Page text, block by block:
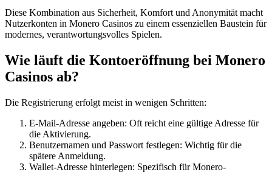
Diese Kombination aus Sicherheit, Komfort und Anonymität macht
Nutzerkonten in Monero Casinos zu einem essenziellen Baustein für
modernes, verantwortungsvolles Spielen.
Wie läuft die Kontoeröffnung bei Monero
Casinos ab?
Die Registrierung erfolgt meist in wenigen Schritten:
E-Mail-Adresse angeben: Oft reicht eine gültige Adresse für
die Aktivierung.
Benutzernamen und Passwort festlegen: Wichtig für die
spätere Anmeldung.
Wallet-Adresse hinterlegen: Spezifisch für Monero-